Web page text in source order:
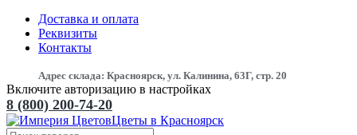
Доставка и оплата
Реквизиты
Контакты
Адрес склада: Красноярск, ул. Калинина, 63Г, стр. 20
Включите авторизацию в настройках
8 (800) 200-74-20
Цветы в Красноярск